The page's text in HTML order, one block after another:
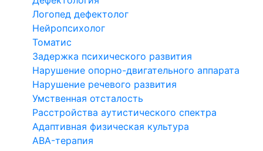
Логопед дефектолог
Нейропсихолог
Томатис
Задержка психического развития
Нарушение опорно-двигательного аппарата
Нарушение речевого развития
Умственная отсталость
Расстройства аутистического спектра
Адаптивная физическая культура
ABA-терапия